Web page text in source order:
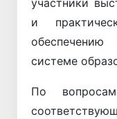
участники
и
системе
По